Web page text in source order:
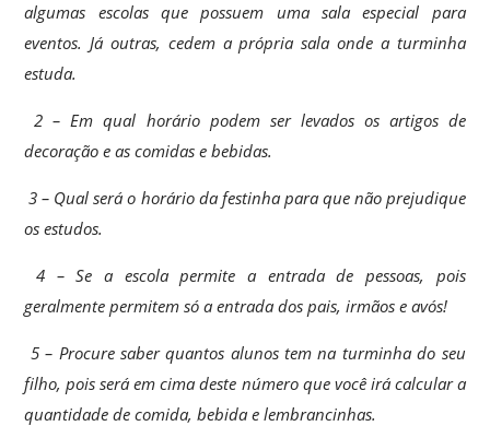
algumas escolas que possuem uma sala especial para
eventos. Já outras, cedem a própria sala onde a turminha
estuda.
2 – Em qual horário podem ser levados os artigos de
decoração e as comidas e bebidas.
3 – Qual será o horário da festinha para que não prejudique
os estudos.
4 – Se a escola permite a entrada de pessoas, pois
geralmente permitem só a entrada dos pais, irmãos e avós!
5 – Procure saber quantos alunos tem na turminha do seu
filho, pois será em cima deste número que você irá calcular a
quantidade de comida, bebida e lembrancinhas.